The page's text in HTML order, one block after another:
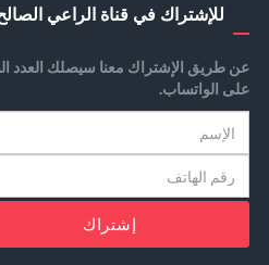
للإشتراك في قناة الراعي
عن طريق الإشتراك معنا سيصلك العدد
على الواتساب.
إشتراك